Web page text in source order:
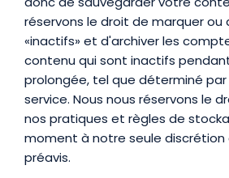
réservons le droit de marquer
«inactifs» et d'archiver les
contenu qui sont inactifs
prolongée, tel que déterminé
service. Nous nous réservons le
nos pratiques et règles de
moment à notre seule discrétion
préavis.